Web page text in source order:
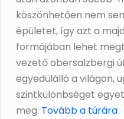
köszönhetően nem
épületet, így azt a
formájában lehet
vezető obersalzbergi
egyedülálló a világon,
szintkülönbséget
meg. Tovább a túrára